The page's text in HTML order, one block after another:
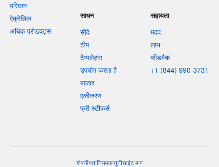
परिधान
ऐक्रेलिक
अधिक प्रोडक्ट्स
साधन
सौदे
टीम
टेम्पलेट्स
उपयोग करता है
बाजार
एकीकरण
फ्री स्टीकर्स
सहायता
मदद
लाभ
फीडबैक
+1 (844) 990-3731
गोपनीयतानियमकानूनीसाईट माप